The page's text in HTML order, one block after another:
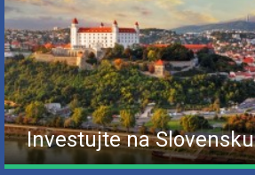
Investujte na Slovensku